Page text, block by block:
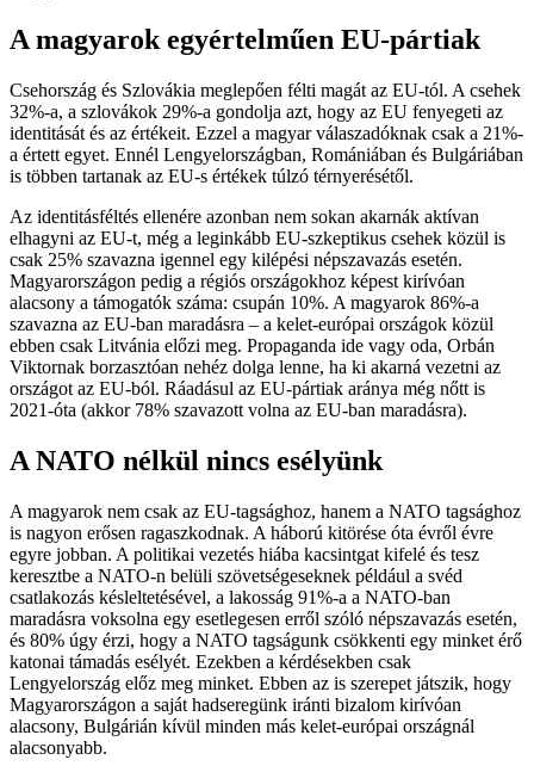
A magyarok egyértelműen EU-pártiak
Csehország és Szlovákia meglepően félti magát az EU-tól. A csehek
32%-a, a szlovákok 29%-a gondolja azt, hogy az EU fenyegeti az
identitását és az értékeit. Ezzel a magyar válaszadóknak csak a 21%-
a értett egyet. Ennél Lengyelországban, Romániában és Bulgáriában
is többen tartanak az EU-s értékek túlzó térnyerésétől.
Az identitásféltés ellenére azonban nem sokan akarnák aktívan
elhagyni az EU-t, még a leginkább EU-szkeptikus csehek közül is
csak 25% szavazna igennel egy kilépési népszavazás esetén.
Magyarországon pedig a régiós országokhoz képest kirívóan
alacsony a támogatók száma: csupán 10%. A magyarok 86%-a
szavazna az EU-ban maradásra – a kelet-európai országok közül
ebben csak Litvánia előzi meg. Propaganda ide vagy oda, Orbán
Viktornak borzasztóan nehéz dolga lenne, ha ki akarná vezetni az
országot az EU-ból. Ráadásul az EU-pártiak aránya még nőtt is
2021-óta (akkor 78% szavazott volna az EU-ban maradásra).
A NATO nélkül nincs esélyünk
A magyarok nem csak az EU-tagsághoz, hanem a NATO tagsághoz
is nagyon erősen ragaszkodnak. A háború kitörése óta évről évre
egyre jobban. A politikai vezetés hiába kacsintgat kifelé és tesz
keresztbe a NATO-n belüli szövetségeseknek például a svéd
csatlakozás késleltetésével, a lakosság 91%-a a NATO-ban
maradásra voksolna egy esetlegesen erről szóló népszavazás esetén,
és 80% úgy érzi, hogy a NATO tagságunk csökkenti egy minket érő
katonai támadás esélyét. Ezekben a kérdésekben csak
Lengyelország előz meg minket. Ebben az is szerepet játszik, hogy
Magyarországon a saját hadseregünk iránti bizalom kirívóan
alacsony, Bulgárián kívül minden más kelet-európai országnál
alacsonyabb.